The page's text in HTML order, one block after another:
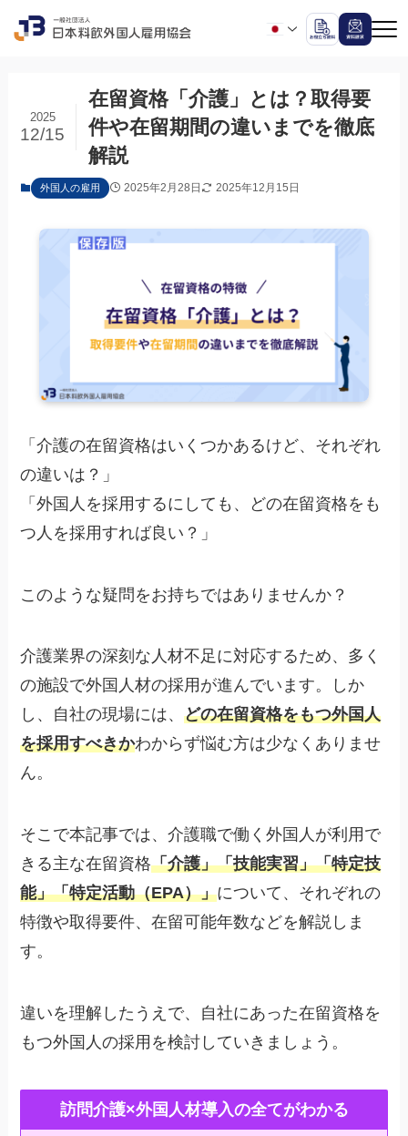
在留資格「介護」とは？取得要
件や在留期間の違いまでを徹底
解説
2025
12/15
外国人の雇用 2025年2月28日 2025年12月15日
「介護の在留資格はいくつかあるけど、それぞれ
の違いは？」
「外国人を採用するにしても、どの在留資格をも
つ人を採用すれば良い？」
このような疑問をお持ちではありませんか？
介護業界の深刻な人材不足に対応するため、多く
の施設で外国人材の採用が進んでいます。しか
し、自社の現場には、どの在留資格をもつ外国人
を採用すべきかわからず悩む方は少なくありませ
ん。
そこで本記事では、介護職で働く外国人が利用で
きる主な在留資格「介護」「技能実習」「特定技
能」「特定活動（EPA）」について、それぞれの
特徴や取得要件、在留可能年数などを解説しま
す。
違いを理解したうえで、自社にあった在留資格を
もつ外国人の採用を検討していきましょう。
訪問介護×外国人材導入の全てがわかる